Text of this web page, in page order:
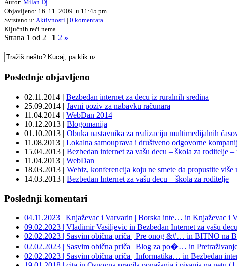
Autor: Milan Dj
Objavljeno: 16. 11. 2009. u 11:45 pm
Svrstano u: Aktivnosti | 0 komentara
Ključnih reči nema.
Strana 1 od 2 | 1 2 »
Poslednje objavljeno
02.11.2014 | Bezbedan internet za decu iz ruralnih sredina
25.09.2014 | Javni poziv za nabavku računara
11.04.2014 | WebDan 2014
10.12.2013 | Blogomanija
01.10.2013 | Obuka nastavnika za realizaciju multimedijalnih
11.08.2013 | Lokalna samouprava i društveno odgovorne
15.04.2013 | Bezbedan internet za vašu decu – škola za roditelje
11.04.2013 | WebDan
18.03.2013 | Webiz, konferencija koju ne smete da propustite više
14.03.2013 | Bezbedan Internet za vašu decu – škola za roditelje
Poslednji komentari
04.11.2023 | Knjaževac i Varvarin | Borska inte… in Knjaževac i
09.02.2023 | Vladimir Vasiljevic in Bezbedan Internet za vašu
02.02.2023 | Sasvim obična priča | Pre onog &#… in BITNO na
02.02.2023 | Sasvim obična priča | Blog za po�… in
02.02.2023 | Sasvim obična priča | Informatika… in Bezbedan